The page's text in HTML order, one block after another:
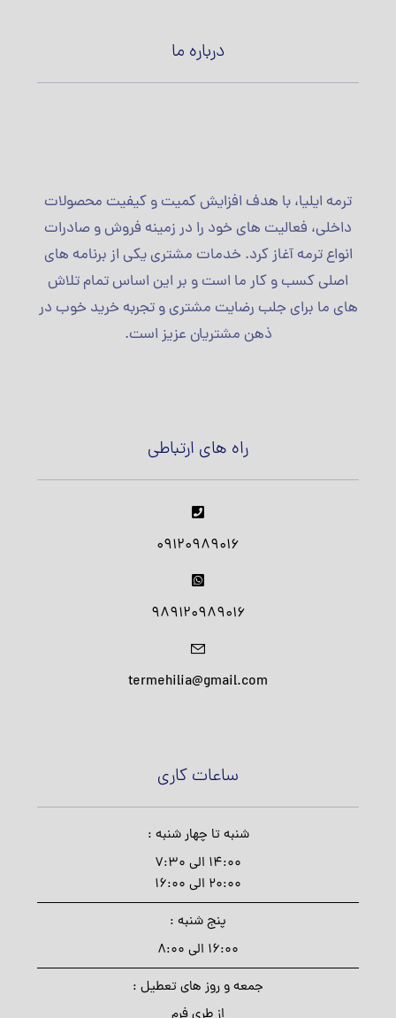
درباره ما
ترمه ایلیا، با هدف افزایش کمیت و کیفیت محصولات
داخلی، فعالیت های خود را در زمینه فروش و صادرات
انواع ترمه آغاز کرد. خدمات مشتری یکی از برنامه های
اصلی کسب و کار ما است و بر این اساس تمام تلاش
های ما برای جلب رضایت مشتری و تجربه خرید خوب در
ذهن مشتریان عزیز است.
راه های ارتباطی
09120989016
989120989016
termehilia@gmail.com
ساعات کاری
شنبه تا چهار شنبه :
14:00 الی 7:30
20:00 الی 16:00
پنج شنبه :
16:00 الی 8:00
جمعه و روز های تعطیل :